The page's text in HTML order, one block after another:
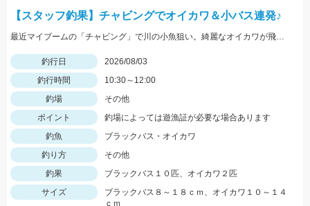
【スタッフ釣果】チャビングでオイカワ＆小バス連発♪
最近マイブームの「チャビング」で川の小魚狙い。綺麗なオイカワが飛び出しました♪途中からはブラックバスの子供がスプーンやスピナーに連続ヒットしてきました。
釣行日
2026/08/03
釣行時間
10:30～12:00
釣場
その他
ポイント
釣場によっては遊漁証が必要な場合あります
釣魚
ブラックバス・オイカワ
釣り方
その他
釣果
ブラックバス１０匹、オイカワ２匹
サイズ
ブラックバス８～１８ｃｍ、オイカワ１０～１４
ｃｍ